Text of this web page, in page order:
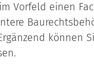
Vorfeld einen
können